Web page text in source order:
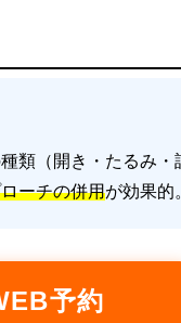
類（開き・たるみ
ーチの併用が効果的
予約